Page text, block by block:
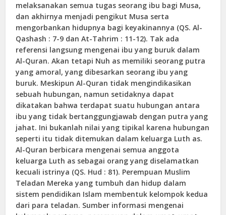
melaksanakan semua tugas seorang ibu bagi Musa,
dan akhirnya menjadi pengikut Musa serta
mengorbankan hidupnya bagi keyakinannya (QS. Al-
Qashash : 7-9 dan At-Tahrim : 11-12). Tak ada
referensi langsung mengenai ibu yang buruk dalam
Al-Quran. Akan tetapi Nuh as memiliki seorang putra
yang amoral, yang dibesarkan seorang ibu yang
buruk. Meskipun Al-Quran tidak mengindikasikan
sebuah hubungan, namun setidaknya dapat
dikatakan bahwa terdapat suatu hubungan antara
ibu yang tidak bertanggungjawab dengan putra yang
jahat. Ini bukanlah nilai yang tipikal karena hubungan
seperti itu tidak ditemukan dalam keluarga Luth as.
Al-Quran berbicara mengenai semua anggota
keluarga Luth as sebagai orang yang diselamatkan
kecuali istrinya (QS. Hud : 81). Perempuan Muslim
Teladan Mereka yang tumbuh dan hidup dalam
sistem pendidikan Islam membentuk kelompok kedua
dari para teladan. Sumber informasi mengenai